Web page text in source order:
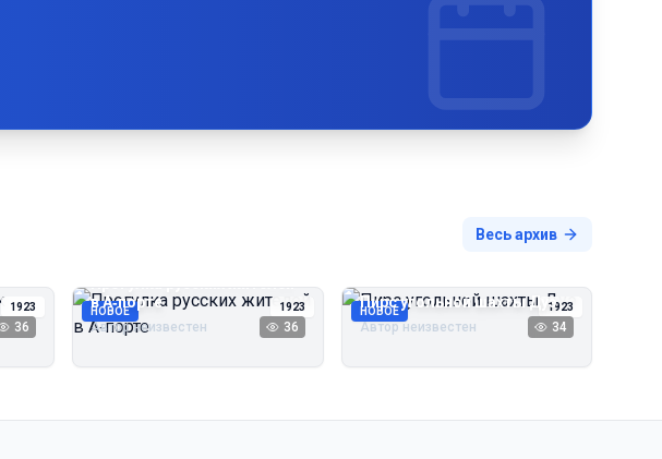
Весь архив
1923
36
НОВОЕ 1923
Прогулка русских жителей
в А‑порте
Автор неизвестен 36
НОВОЕ 1923
Пирс угольной шахты Дуэ
Автор неизвестен 34